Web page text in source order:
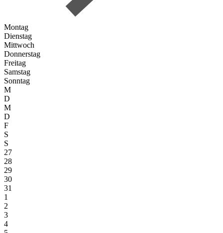
Montag
Dienstag
Mittwoch
Donnerstag
Freitag
Samstag
Sonntag
M
D
M
D
F
S
S
27
28
29
30
31
1
2
3
4